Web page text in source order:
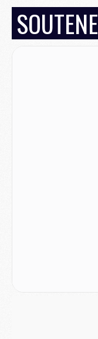
Club- Quatre retours
Mercato
- Ayari file en
Club- Le PSG